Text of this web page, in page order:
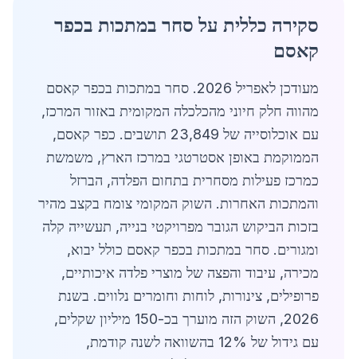
סקירה כללית על סחר במתכות בכפר
קאסם
מעודכן לאפריל 2026. סחר במתכות בכפר קאסם
מהווה חלק חיוני מהכלכלה המקומית באזור המרכז,
עם אוכלוסייה של 23,849 תושבים. כפר קאסם,
הממוקמת באופן אסטרטגי במרכז הארץ, משמשת
כמרכז פעילות מסחרית בתחום הפלדה, הברזל
והמתכות האחרות. השוק המקומי צומח בקצב מהיר
בזכות הביקוש הגובר מפרויקטי בנייה, תעשייה קלה
ומגורים. סחר במתכות בכפר קאסם כולל יבוא,
מכירה, עיבוד והפצה של מוצרי פלדה איכותיים,
פרופילים, צינורות, לוחות וחומרים נלווים. בשנת
2026, השוק הזה מוערך בכ-150 מיליון שקלים,
עם גידול של 12% בהשוואה לשנה קודמת,